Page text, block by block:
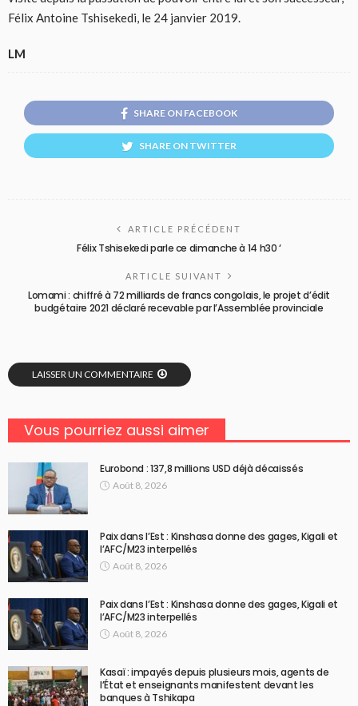
Félix Antoine Tshisekedi, le 24 janvier 2019.
LM
SHARE ON FACEBOOK
SHARE ON TWITTER
ARTICLE PRÉCÉDENT
Félix Tshisekedi parle ce dimanche à 14 h30 ‘
ARTICLE SUIVANT
Lomami : chiffré à 72 milliards de francs congolais, le projet d’édit
budgétaire 2021 déclaré recevable par l’Assemblée provinciale
LAISSER UN COMMENTAIRE
Vous pourriez aussi aimer
Eurobond : 137,8 millions USD déjà décaissés
Août 8, 2026
Paix dans l’Est : Kinshasa donne des gages, Kigali et
l’AFC/M23 interpellés
Août 8, 2026
Paix dans l’Est : Kinshasa donne des gages, Kigali et
l’AFC/M23 interpellés
Août 8, 2026
Kasaï : impayés depuis plusieurs mois, agents de
l’État et enseignants manifestent devant les
banques à Tshikapa